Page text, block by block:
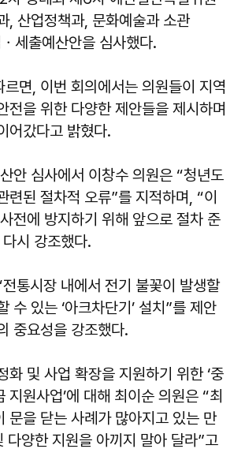
, 산업정책과, 문화예술과 소관
세출예산안을 심사했다.
르면, 이번 회의에서는 의원들이 지역
전을 위한 다양한 제안들을 제시하며
어갔다고 밝혔다.
안 심사에서 이창수 의원은 “청년도
련된 절차적 오류”를 지적하며, “이
전에 방지하기 위해 앞으로 절차 준
시 강조했다.
통시장 내에서 전기 불꽃이 발생할
수 있는 ‘아크차단기’ 설치”를 제안
중요성을 강조했다.
화 및 사업 확장을 지원하기 위한 ‘중
지원사업’에 대해 최이순 의원은 “최
문을 닫는 사례가 많아지고 있는 만
다양한 지원을 아끼지 말아 달라”고